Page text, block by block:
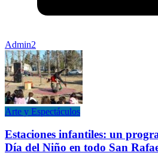
Admin2
Arte y Espectáculos
Estaciones infantiles: un
Día del Niño en todo San